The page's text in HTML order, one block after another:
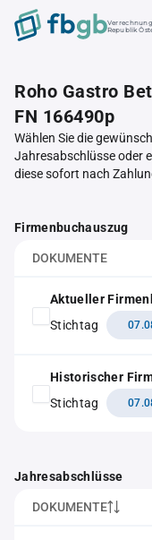
Republik
Roho Gastro
FN 166490p
Wählen Sie die
Jahresabschlüsse oder
diese sofort nach
Firmenbuchauszug
DOKUMENTE
Aktueller
Stichtag
Historischer
Stichtag
Jahresabschlüsse
DOKUMENTE